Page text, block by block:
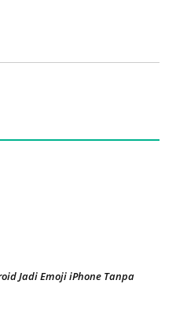
Jadi Emoji iPhone Tanpa